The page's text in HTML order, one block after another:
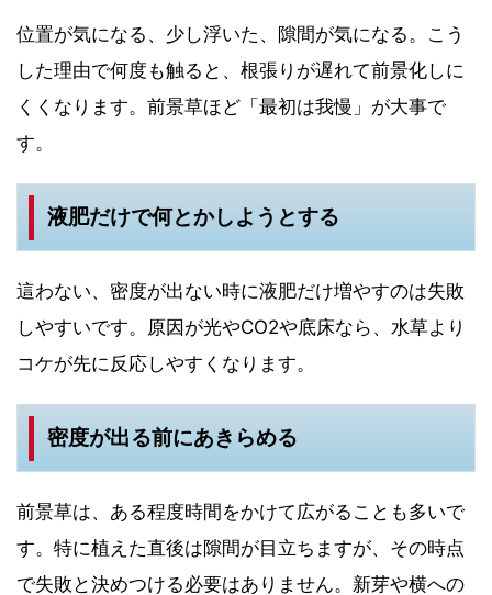
位置が気になる、少し浮いた、隙間が気になる。こう
した理由で何度も触ると、根張りが遅れて前景化しに
くくなります。前景草ほど「最初は我慢」が大事で
す。
液肥だけで何とかしようとする
這わない、密度が出ない時に液肥だけ増やすのは失敗
しやすいです。原因が光やCO2や底床なら、水草より
コケが先に反応しやすくなります。
密度が出る前にあきらめる
前景草は、ある程度時間をかけて広がることも多いで
す。特に植えた直後は隙間が目立ちますが、その時点
で失敗と決めつける必要はありません。新芽や横への